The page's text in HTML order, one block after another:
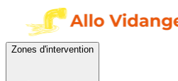
Zones d'intervention